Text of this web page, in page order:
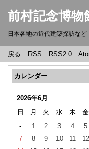
前村記念博物
日本各地の近代建築探訪など
戻る RSS RSS2.0
カレンダー
2026年6月
日
月 火 水 木 金
-
1 2 3 4 5
7
8 9 10 11 12